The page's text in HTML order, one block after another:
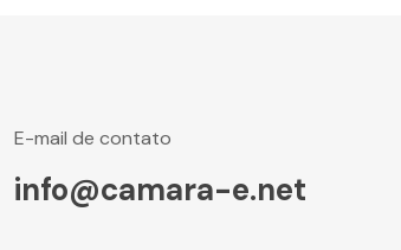
E-mail de contato
info@camara-e.net